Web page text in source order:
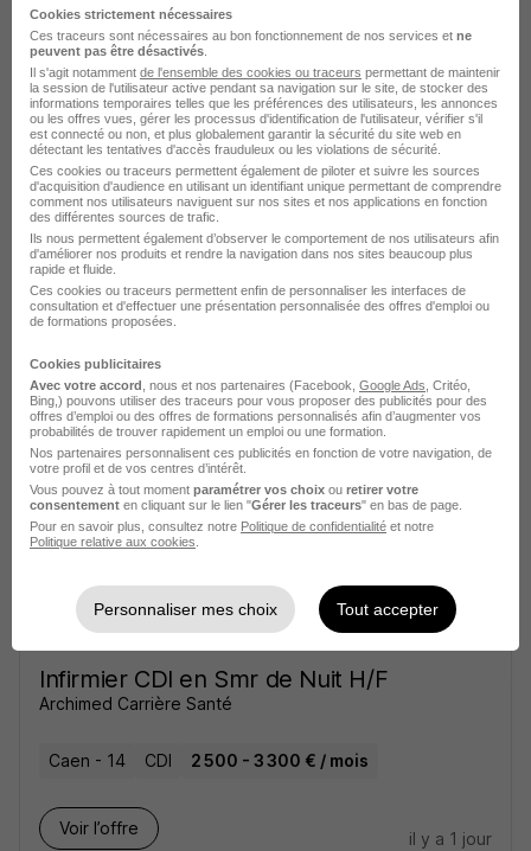
Caen - 14 CDI
Voir l’offre
il y a 18 heures
Aide Soignant H/F
Adecco Medical
Caen - 14 CDI
12,31 - 15,63 € / heure
9 août - 9 août
Voir l’offre
il y a 18 heures
Infirmier CDI en Smr de Nuit H/F
Archimed Carrière Santé
Caen - 14 CDI 2 500 - 3 300 € / mois
Voir l’offre
il y a 1 jour
Cookies strictement nécessaires
Ces traceurs sont nécessaires au bon fonctionnement de nos services et ne
peuvent pas être désactivés
Il s'agit notamment de l'ensemble des cookies ou traceurs permettant de maintenir
la session de l'utilisateur active pendant sa navigation sur le site, de stocker des
informations temporaires telles que les préférences des utilisateurs, les annonces
ou les offres vues, gérer les processus d'identification de l'utilisateur, vérifier s'il
est connecté ou non, et plus globalement garantir la sécurité du site web en
détectant les tentatives d'accès frauduleux ou les violations de sécurité.
Ces cookies ou traceurs permettent également de piloter et suivre les sources
d'acquisition d'audience en utilisant un identifiant unique permettant de comprendre
comment nos utilisateurs naviguent sur nos sites et nos applications en fonction
des différentes sources de trafic.
Ils nous permettent également d’observer le comportement de nos utilisateurs afin
d'améliorer nos produits et rendre la navigation dans nos sites beaucoup plus
rapide et fluide.
Ces cookies ou traceurs permettent enfin de personnaliser les interfaces de
consultation et d'effectuer une présentation personnalisée des offres d'emploi ou
de formations proposées.
Cookies publicitaires
Avec votre accord , nous et nos partenaires (Facebook, Google Ads , Critéo,
Bing,) pouvons utiliser des traceurs pour vous proposer des publicités pour des
offres d’emploi ou des offres de formations personnalisés afin d’augmenter vos
probabilités de trouver rapidement un emploi ou une formation.
Nos partenaires personnalisent ces publicités en fonction de votre navigation, de
votre profil et de vos centres d’intérêt.
Vous pouvez à tout moment paramétrer vos choix ou retirer votre
consentement en cliquant sur le lien "Gérer les traceurs" en bas de page.
Pour en savoir plus, consultez notre Politique de confidentialité et notre
Politique relative aux cookies
Personnaliser mes choix Tout accepter